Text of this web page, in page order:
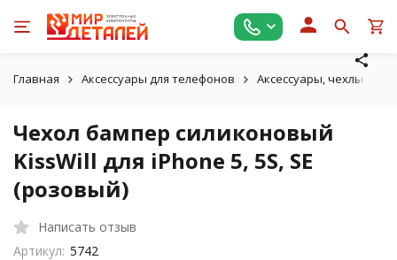
Главная Аксессуары для телефонов Аксессуары, чехлы для
Чехол бампер силиконовый
KissWill для iPhone 5, 5S, SE
(розовый)
Написать отзыв
Артикул: 5742